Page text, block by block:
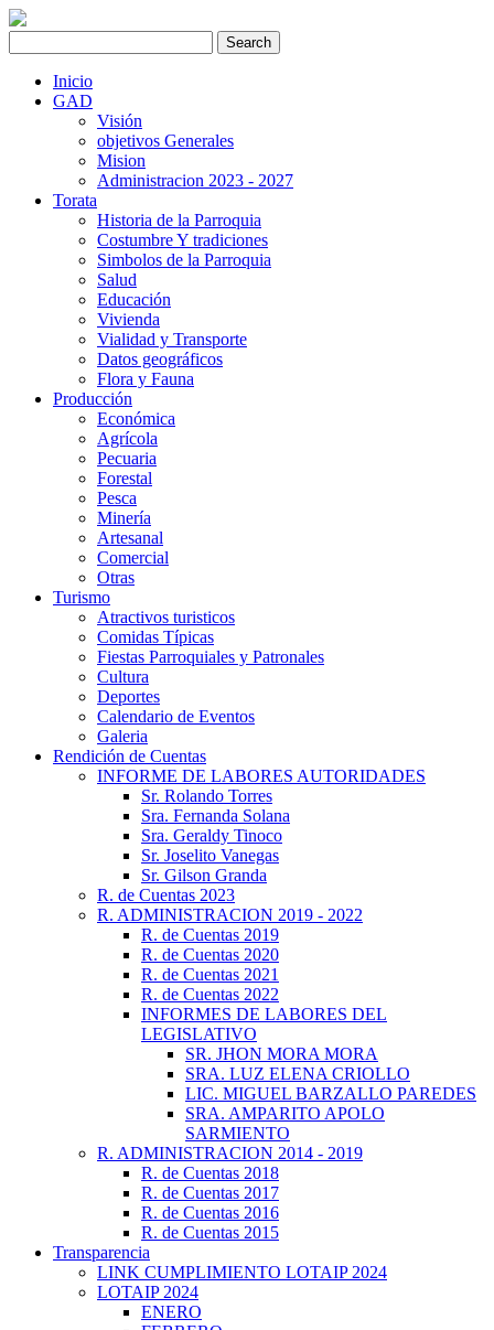
Inicio
GAD
Visión
objetivos Generales
Mision
Administracion 2023 - 2027
Torata
Historia de la Parroquia
Costumbre Y tradiciones
Simbolos de la Parroquia
Salud
Educación
Vivienda
Vialidad y Transporte
Datos geográficos
Flora y Fauna
Producción
Económica
Agrícola
Pecuaria
Forestal
Pesca
Minería
Artesanal
Comercial
Otras
Turismo
Atractivos turisticos
Comidas Típicas
Fiestas Parroquiales y Patronales
Cultura
Deportes
Calendario de Eventos
Galeria
Rendición de Cuentas
INFORME DE LABORES AUTORIDADES
Sr. Rolando Torres
Sra. Fernanda Solana
Sra. Geraldy Tinoco
Sr. Joselito Vanegas
Sr. Gilson Granda
R. de Cuentas 2023
R. ADMINISTRACION 2019 - 2022
R. de Cuentas 2019
R. de Cuentas 2020
R. de Cuentas 2021
R. de Cuentas 2022
INFORMES DE LABORES DEL
LEGISLATIVO
SR. JHON MORA MORA
SRA. LUZ ELENA CRIOLLO
LIC. MIGUEL BARZALLO PAREDES
SRA. AMPARITO APOLO
SARMIENTO
R. ADMINISTRACION 2014 - 2019
R. de Cuentas 2018
R. de Cuentas 2017
R. de Cuentas 2016
R. de Cuentas 2015
Transparencia
LINK CUMPLIMIENTO LOTAIP 2024
LOTAIP 2024
ENERO